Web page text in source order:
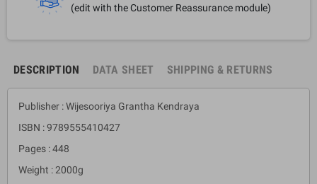
(edit with the Customer Reassurance module)
DESCRIPTION DATA SHEET SHIPPING & RETURNS
Publisher : Wijesooriya Grantha Kendraya
ISBN : 9789555410427
Pages : 448
Weight : 2000g